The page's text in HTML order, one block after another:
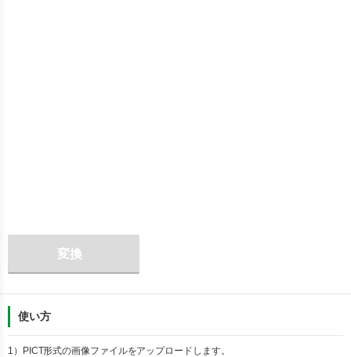
変換
使い方
1） PICT形式の画像ファイルをアップロードします。